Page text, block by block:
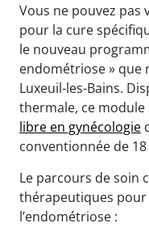
Vous ne pouvez pas
pour la cure
le nouveau
endométriose » que
Luxeuil-les-Bains.
thermale, ce module
libre en gynécologie
conventionnée de
Le parcours de soin
thérapeutiques
l’endométriose :